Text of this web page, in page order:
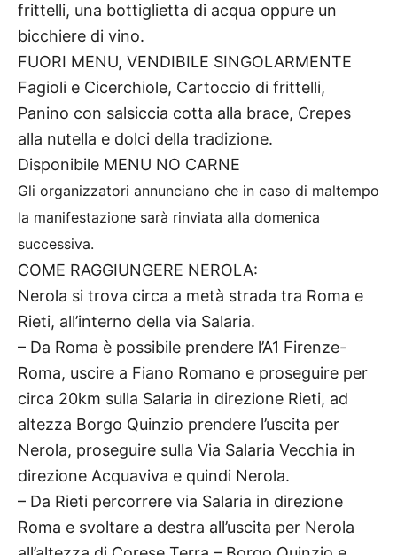
frittelli, una bottiglietta di acqua oppure un
bicchiere di vino.
FUORI MENU, VENDIBILE SINGOLARMENTE
Fagioli e Cicerchiole, Cartoccio di frittelli,
Panino con salsiccia cotta alla brace, Crepes
alla nutella e dolci della tradizione.
Disponibile MENU NO CARNE
Gli organizzatori annunciano che in caso di maltempo
la manifestazione sarà rinviata alla domenica
successiva.
COME RAGGIUNGERE NEROLA:
Nerola si trova circa a metà strada tra Roma e
Rieti, all’interno della via Salaria.
– Da Roma è possibile prendere l’A1 Firenze-
Roma, uscire a Fiano Romano e proseguire per
circa 20km sulla Salaria in direzione Rieti, ad
altezza Borgo Quinzio prendere l’uscita per
Nerola, proseguire sulla Via Salaria Vecchia in
direzione Acquaviva e quindi Nerola.
– Da Rieti percorrere via Salaria in direzione
Roma e svoltare a destra all’uscita per Nerola